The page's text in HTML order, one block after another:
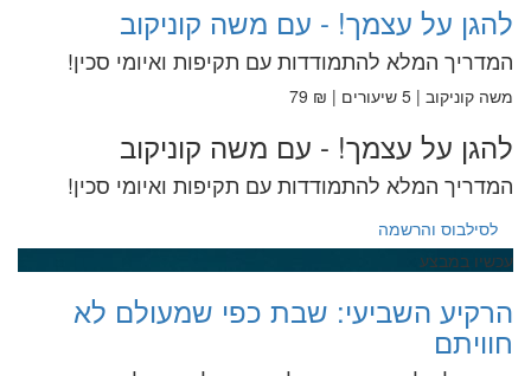
להגן על עצמך! - עם משה קוניקוב
המדריך המלא להתמודדות עם תקיפות ואיומי סכין!
משה קוניקוב | 5 שיעורים | ₪ 79
להגן על עצמך! - עם משה קוניקוב
המדריך המלא להתמודדות עם תקיפות ואיומי סכין!
לסילבוס והרשמה
עכשיו במבצע
הרקיע השביעי: שבת כפי שמעולם לא
חוויתם